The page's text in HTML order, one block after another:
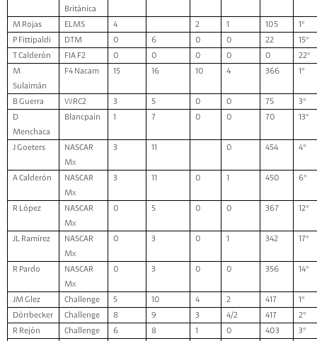
Británica
M Rojas
ELMS 4 2 1 105
1°
P Fittipaldi
DTM 0 6 0 0 22
15°
T Calderón
FIA F2 0 0 0 0 0
22°
M
Sulaimán
F4 Nacam 15 16 10 4 366 1°
B Guerra WRC2 3 5 0 0 75
3°
D
Menchaca
Blancpain 1 7 0 0 70 13°
J Goeters
NASCAR
Mx
3 11 0 454 4°
A Calderón
NASCAR
Mx
3 11 0 1 450 6°
R López
NASCAR
Mx
0 5 0 0 367 12°
JL Ramírez
NASCAR
Mx
0 3 0 1 342 17°
R Pardo
NASCAR
Mx
0 3 0 0 356 14°
JM Glez Challenge 5 10 4 2 417
1°
Dörrbecker
Challenge 8 9 3 4/2 417
2°
R Rejón
Challenge 6 8 1 0 403
3°